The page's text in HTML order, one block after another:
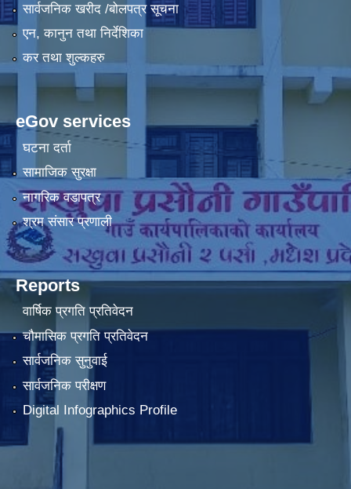
सार्वजनिक खरीद /बोलपत्र सूचना
एन, कानुन तथा निर्देशिका
कर तथा शुल्कहरु
eGov services
घटना दर्ता
सामाजिक सुरक्षा
नागरिक वडापत्र
श्रम संसार प्रणाली
Reports
वार्षिक प्रगति प्रतिवेदन
चौमासिक प्रगति प्रतिवेदन
सार्वजनिक सुनुवाई
सार्वजनिक परीक्षण
Digital Infographics Profile